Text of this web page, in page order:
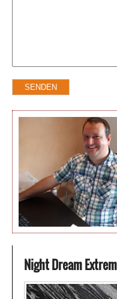
Night Dream